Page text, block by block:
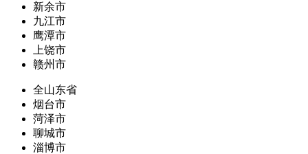
新余市
九江市
鹰潭市
上饶市
赣州市
全山东省
烟台市
菏泽市
聊城市
淄博市